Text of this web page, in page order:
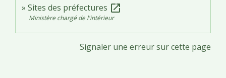
Sites des préfectures open_in_new
Ministère chargé de l'intérieur
Signaler une erreur sur cette page